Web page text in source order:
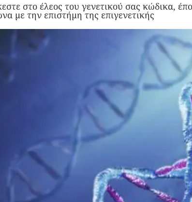
στο έλεος του γενετικού σας κώδικα,
με την επιστήμη της επιγενετικής